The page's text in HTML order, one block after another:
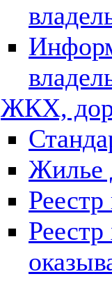
ЖКХ,
Жилье